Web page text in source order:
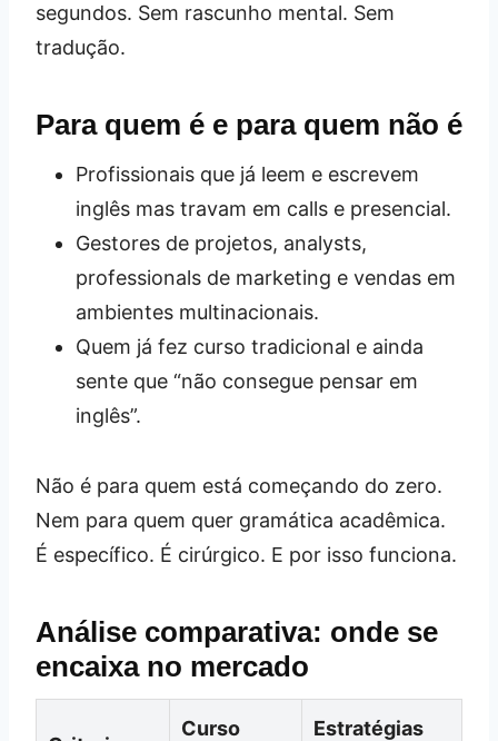
segundos. Sem rascunho mental. Sem
tradução.
Para quem é e para quem não é
Profissionais que já leem e escrevem
inglês mas travam em calls e presencial.
Gestores de projetos, analysts,
professionals de marketing e vendas em
ambientes multinacionais.
Quem já fez curso tradicional e ainda
sente que “não consegue pensar em
inglês”.
Não é para quem está começando do zero.
Nem para quem quer gramática acadêmica.
É específico. É cirúrgico. E por isso funciona.
Análise comparativa: onde se
encaixa no mercado
Curso Estratégias